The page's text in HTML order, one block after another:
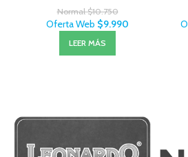
Normal$10.750
Oferta Web $9.990
LEER MÁS